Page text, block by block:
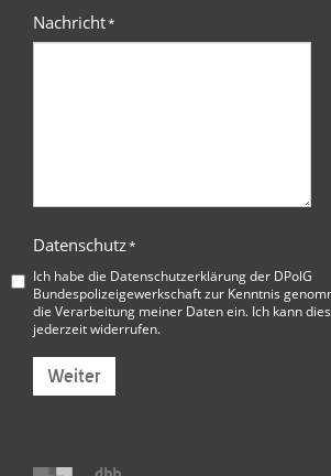
Nachricht*
Datenschutz*
Ich habe die Datenschutzerklärung der DPolG
Bundespolizeigewerkschaftzur Kenntnis
die Verarbeitung meiner Daten ein. Ich kann
jederzeit widerrufen.
Weiter